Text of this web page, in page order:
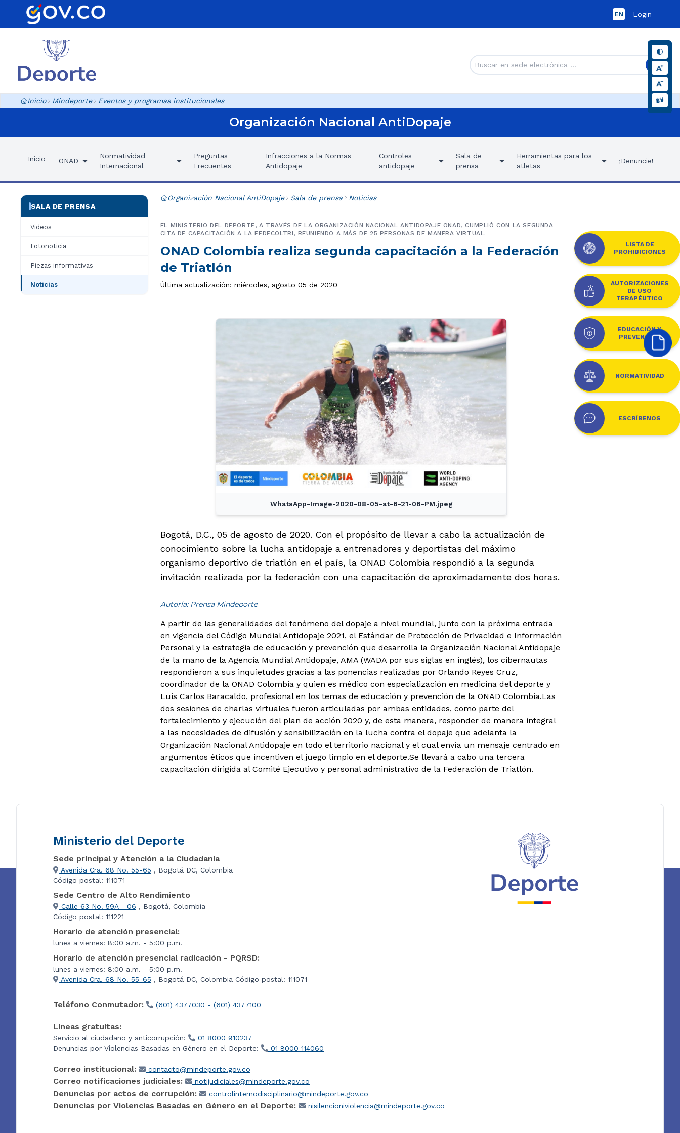
EN Login
Inicio Mindeporte Eventos y programas institucionales
Organización Nacional AntiDopaje
Inicio ONAD
Normatividad
Internacional
Preguntas
Frecuentes
Infracciones a la Normas
Antidopaje
Controles
antidopaje
Sala de
prensa
Herramientas para los
atletas
¡Denuncie!
SALA DE PRENSA
Videos
Fotonoticia
Piezas informativas
Noticias
Organización Nacional AntiDopaje Sala de prensa Noticias
ONAD Colombia realiza segunda capacitación a la Federación
de Triatlón
EL MINISTERIO DEL DEPORTE, A TRAVÉS DE LA ORGANIZACIÓN NACIONAL ANTIDOPAJE ONAD, CUMPLIÓ CON LA SEGUNDA
CITA DE CAPACITACIÓN A LA FEDECOLTRI, REUNIENDO A MÁS DE 25 PERSONAS DE MANERA VIRTUAL.
Última actualización: miércoles, agosto 05 de 2020
WhatsApp-Image-2020-08-05-at-6-21-06-PM.jpeg
Bogotá, D.C., 05 de agosto de 2020. Con el propósito de llevar a cabo la actualización de
conocimiento sobre la lucha antidopaje a entrenadores y deportistas del máximo
organismo deportivo de triatlón en el país, la ONAD Colombia respondió a la segunda
invitación realizada por la federación con una capacitación de aproximadamente dos horas.
Autoría: Prensa Mindeporte
A partir de las generalidades del fenómeno del dopaje a nivel mundial, junto con la próxima entrada
en vigencia del Código Mundial Antidopaje 2021, el Estándar de Protección de Privacidad e Información
Personal y la estrategia de educación y prevención que desarrolla la Organización Nacional Antidopaje
de la mano de la Agencia Mundial Antidopaje, AMA (WADA por sus siglas en inglés), los cibernautas
respondieron a sus inquietudes gracias a las ponencias realizadas por Orlando Reyes Cruz,
coordinador de la ONAD Colombia y quien es médico con especialización en medicina del deporte y
Luis Carlos Baracaldo, profesional en los temas de educación y prevención de la ONAD Colombia.Las
dos sesiones de charlas virtuales fueron articuladas por ambas entidades, como parte del
fortalecimiento y ejecución del plan de acción 2020 y, de esta manera, responder de manera integral
a las necesidades de difusión y sensibilización en la lucha contra el dopaje que adelanta la
Organización Nacional Antidopaje en todo el territorio nacional y el cual envía un mensaje centrado en
argumentos éticos que incentiven el juego limpio en el deporte.Se llevará a cabo una tercera
capacitación dirigida al Comité Ejecutivo y personal administrativo de la Federación de Triatlón.
LISTA DE
PROHIBICIONES
AUTORIZACIONES
DE USO
TERAPÉUTICO
EDUCACIÓN Y
PREVENCIÓN
NORMATIVIDAD
ESCRÍBENOS
Ministerio del Deporte
Sede principal y Atención a la Ciudadanía
Avenida Cra. 68 No. 55-65 , Bogotá DC, Colombia
Código postal: 111071
Sede Centro de Alto Rendimiento
Calle 63 No. 59A - 06 , Bogotá, Colombia
Código postal: 111221
Horario de atención presencial:
lunes a viernes: 8:00 a.m. - 5:00 p.m.
Horario de atención presencial radicación - PQRSD:
lunes a viernes: 8:00 a.m. - 5:00 p.m.
Avenida Cra. 68 No. 55-65 , Bogotá DC, Colombia Código postal: 111071
Teléfono Conmutador: (601) 4377030 - (601) 4377100
Líneas gratuitas:
Servicio al ciudadano y anticorrupción:
01 8000 910237
Denuncias por Violencias Basadas en Género en el Deporte:
01 8000 114060
Correo institucional: contacto@mindeporte.gov.co
Correo notificaciones judiciales: notijudiciales@mindeporte.gov.co
Denuncias por actos de corrupción: controlinternodisciplinario@mindeporte.gov.co
Denuncias por Violencias Basadas en Género en el Deporte: nisilencioniviolencia@mindeporte.gov.co